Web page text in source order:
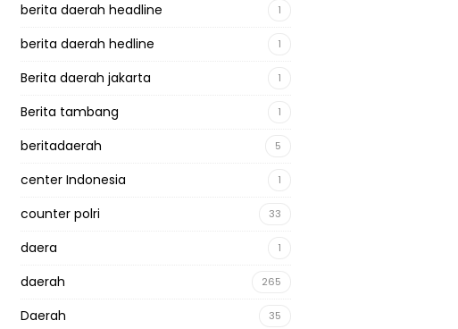
berita daerah headline 1
berita daerah hedline 1
Berita daerah jakarta 1
Berita tambang 1
beritadaerah 5
center Indonesia 1
counter polri 33
daera 1
daerah 265
Daerah 35